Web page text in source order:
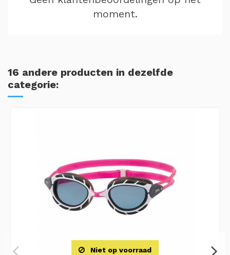
moment.
16 andere producten in dezelfde
categorie:
Niet op voorraad